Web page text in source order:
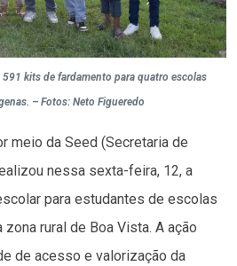
kits de fardamento para quatro escolas
– Fotos: Neto Figueredo
meio da Seed (Secretaria de
nessa sexta-feira, 12, a
para estudantes de escolas
rural de Boa Vista. A ação
de acesso e valorização da